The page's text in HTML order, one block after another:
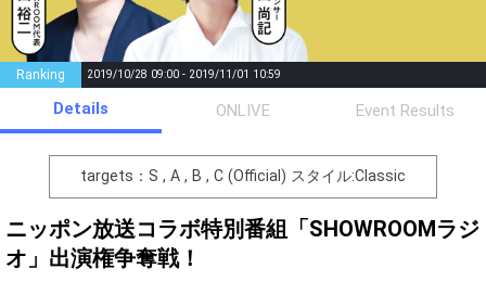
Ranking 2019/10/28 09:00 - 2019/11/01 10:59
Gifting
Throw gifts to the stage and join
the live performance.
First, try throwing free Stars
Show Gold to purchase gifts
(available from 1 JPY)! When you
continue to send gifts to the
Comments
You can post comments. Please
refrain from posting comments
that may offend performers or
Details ONLIVE Event Results
targets：S , A , B , C (Official) スタイル:Classic
ニッポン放送コラボ特別番組「SHOWROOMラジ
オ」出演権争奪戦！